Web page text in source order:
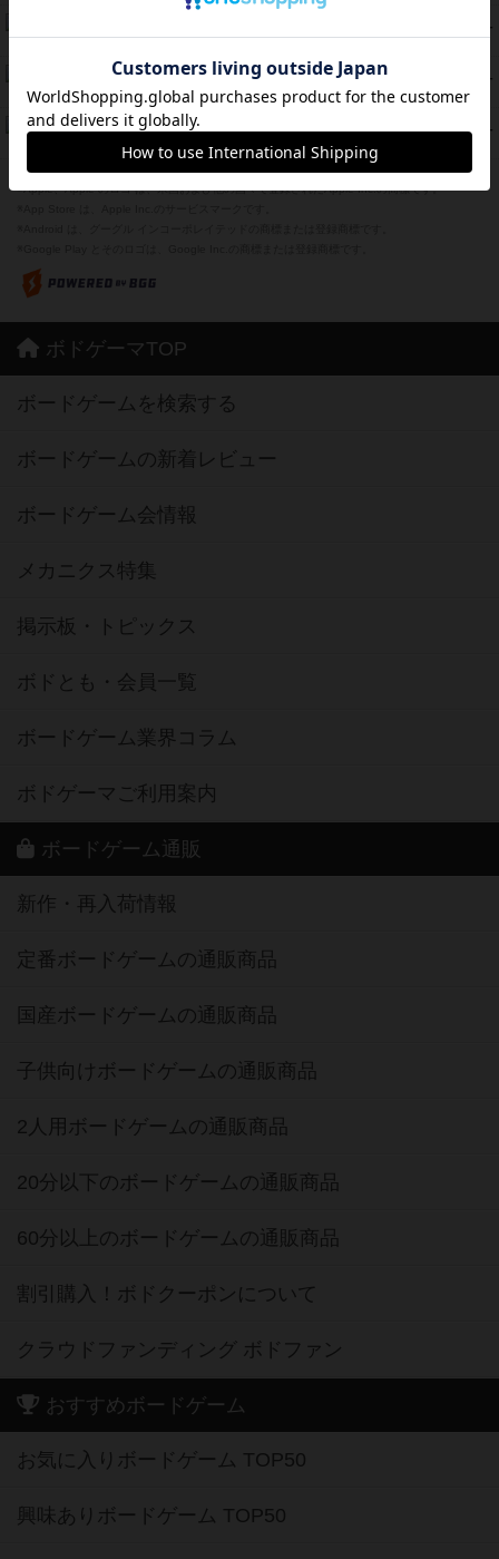
PT
紹介文あり 1件の投稿
PT
スーパーストア3000
紹介文なし 1件の投稿
37 PT
フリップ７：復讐心とともに
※Apple、Apple のロゴ は、米国および他の国々で登録されたApple Inc.の商標です。
ボドゲーマTOP
ボードゲームを検索する
ボードゲームの新着レビュー
ボードゲーム会情報
メカニクス特集
掲示板・トピックス
ボドとも・会員一覧
ボードゲーム業界コラム
ボドゲーマご利用案内
ボードゲーム通販
新作・再入荷情報
定番ボードゲームの通販商品
国産ボードゲームの通販商品
子供向けボードゲームの通販商品
2人用ボードゲームの通販商品
20分以下のボードゲームの通販商品
60分以上のボードゲームの通販商品
割引購入！ボドクーポンについて
クラウドファンディング ボドファン
おすすめボードゲーム
お気に入りボードゲーム TOP50
興味ありボードゲーム TOP50